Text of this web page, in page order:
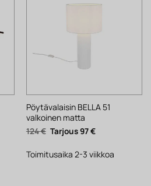
Pöytävalaisin BELLA 51
valkoinen matta
124€ Alkuperäinen
hinta
124 €.
97€Nykyinen
97 €.
Toimitusaika 2-3 viikkoa